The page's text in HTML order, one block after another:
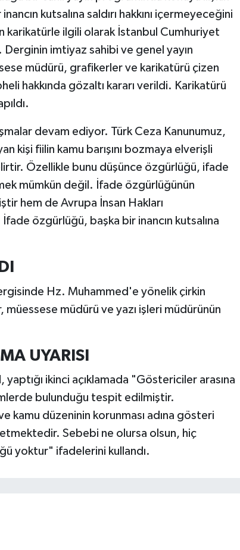
kutsalına saldırı hakkını içermeyeceğini
karikatürle ilgili olarak İstanbul Cumhuriyet
Derginin imtiyaz sahibi ve genel yayın
müdürü, grafikerler ve karikatürü çizen
hakkında gözaltı kararı verildi. Karikatürü
devam ediyor. Türk Ceza Kanunumuz,
kişi fiilin kamu barışını bozmaya elverişli
Özellikle bunu düşünce özgürlüğü, ifade
mümkün değil. İfade özgürlüğünün
hem de Avrupa İnsan Hakları
özgürlüğü, başka bir inancın kutsalına
Hz. Muhammed'e yönelik çirkin
müdürü ve yazı işleri müdürünün
UYARISI
ikinci açıklamada "Göstericiler arasına
bulunduğu tespit edilmiştir.
kamu düzeninin korunması adına gösteri
Sebebi ne olursa olsun, hiç
yoktur" ifadelerini kullandı.